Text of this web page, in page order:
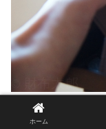
このときも、コイ
ホーム